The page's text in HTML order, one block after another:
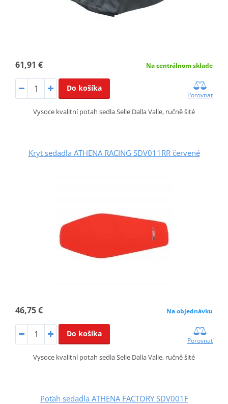
61,91 € Na centrálnom sklade
Do košíka
Porovnať
Vysoce kvalitní potah sedla Selle Dalla Valle, ručně šité
Kryt sedadla ATHENA RACING SDV011RR červené
46,75 € Na objednávku
Do košíka
Porovnať
Vysoce kvalitní potah sedla Selle Dalla Valle, ručně šité
Poťah sedadla ATHENA FACTORY SDV001F